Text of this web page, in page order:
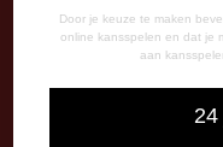
Door je keuze te maken
online kansspelen en dat je
aan
Postbus 26
7800 AA Emmen